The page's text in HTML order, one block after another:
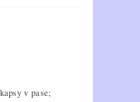
v pase;